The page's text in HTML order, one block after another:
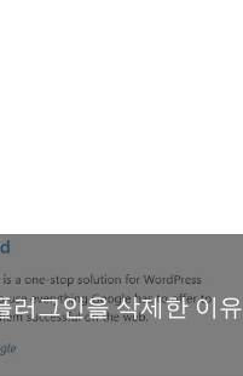
러그인을 삭제한 이유